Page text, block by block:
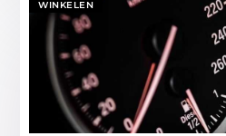
WINKELEN